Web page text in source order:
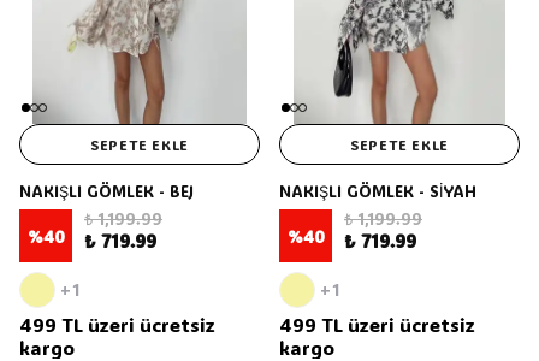
SEPETE EKLE
NAKIŞLI GÖMLEK - BEJ
%40
₺ 1,199.99
₺ 719.99
+1
499 TL üzeri ücretsiz
kargo
SEPETE EKLE
NAKIŞLI GÖMLEK - SİYAH
%40
₺ 1,199.99
₺ 719.99
+1
499 TL üzeri ücretsiz
kargo